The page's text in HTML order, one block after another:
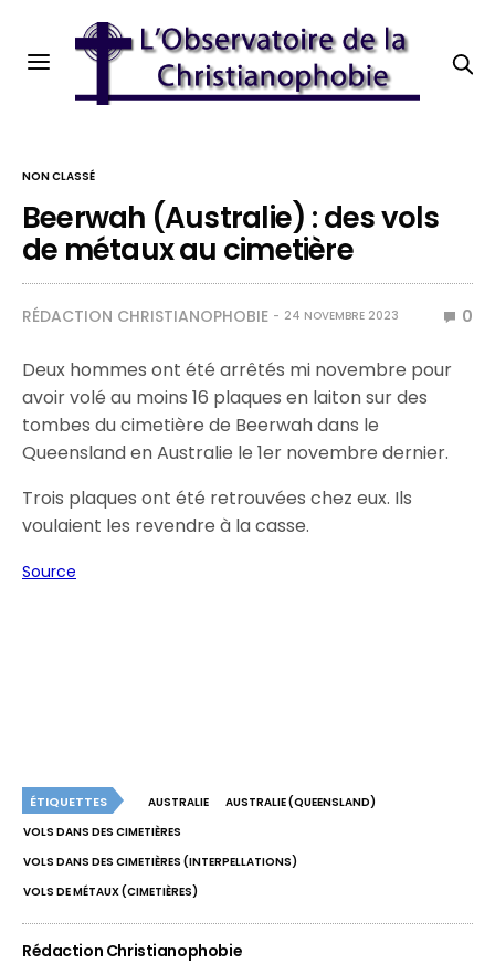
NON CLASSÉ
Beerwah (Australie) : des vols
de métaux au cimetière
RÉDACTION CHRISTIANOPHOBIE 24 NOVEMBRE 2023 0
Deux hommes ont été arrêtés mi novembre pour
avoir volé au moins 16 plaques en laiton sur des
tombes du cimetière de Beerwah dans le
Queensland en Australie le 1er novembre dernier.
Trois plaques ont été retrouvées chez eux. Ils
voulaient les revendre à la casse.
Source
ÉTIQUETTES AUSTRALIE
AUSTRALIE (QUEENSLAND)
VOLS DANS DES CIMETIÈRES
VOLS DANS DES CIMETIÈRES (INTERPELLATIONS)
VOLS DE MÉTAUX (CIMETIÈRES)
Rédaction Christianophobie